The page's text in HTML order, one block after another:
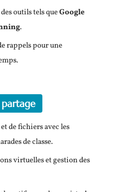
outils tels queGoogle
.
rappels pour une
de fichiers avec les
de classe.
virtuelles et gestion des